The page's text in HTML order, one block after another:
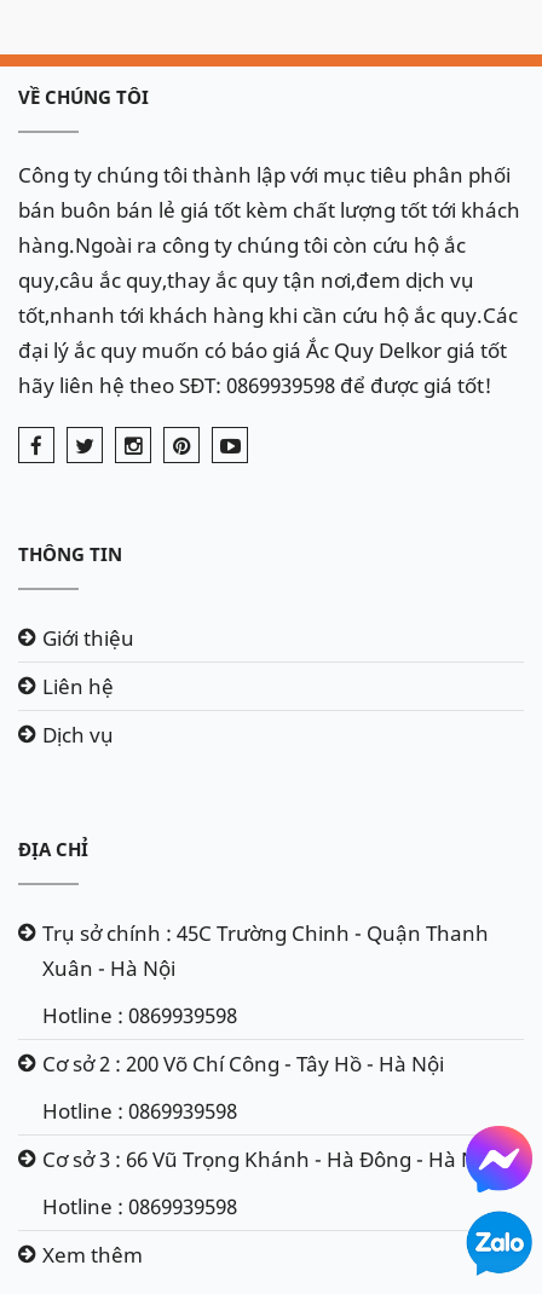
VỀ CHÚNG TÔI
Công ty chúng tôi thành lập với mục tiêu phân phối
bán buôn bán lẻ giá tốt kèm chất lượng tốt tới khách
hàng.Ngoài ra công ty chúng tôi còn cứu hộ ắc
quy,câu ắc quy,thay ắc quy tận nơi,đem dịch vụ
tốt,nhanh tới khách hàng khi cần cứu hộ ắc quy.Các
đại lý ắc quy muốn có báo giá Ắc Quy Delkor giá tốt
hãy liên hệ theo SĐT: 0869939598 để được giá tốt!
THÔNG TIN
Giới thiệu
Liên hệ
Dịch vụ
ĐỊA CHỈ
Trụ sở chính : 45C Trường Chinh - Quận Thanh
Xuân - Hà Nội
Hotline : 0869939598
Cơ sở 2 : 200 Võ Chí Công - Tây Hồ - Hà Nội
Hotline : 0869939598
Cơ sở 3 : 66 Vũ Trọng Khánh - Hà Đông - Hà Nội
Hotline : 0869939598
Xem thêm